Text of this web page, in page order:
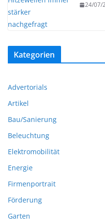
24/07/
Kategorien
Advertorials
Artikel
Bau/Sanierung
Beleuchtung
Elektromobilität
Energie
Firmenportrait
Förderung
Garten